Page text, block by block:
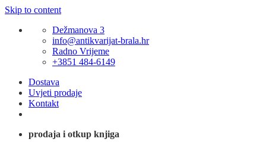
Skip to content
Dežmanova 3
info@antikvarijat-brala.hr
Radno Vrijeme
+3851 484-6149
Dostava
Uvjeti prodaje
Kontakt
prodaja i otkup knjiga